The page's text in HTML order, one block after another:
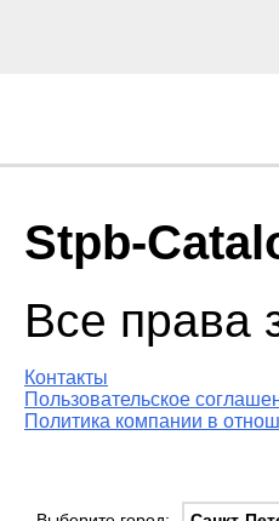
Stpb-
Все
Контакты
Пользовательское
Политика компании в